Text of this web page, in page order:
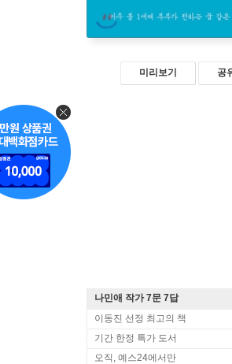
미리보기 공
나민애 작가 7문 7답
이동진 선정 최고의 책
기간 한정 특가 도서
오직, 예스24에서만